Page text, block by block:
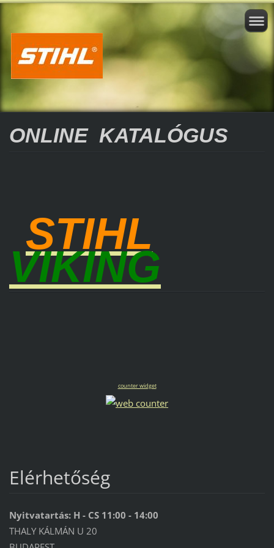
ONLINE KATALÓGUS
STIHL
VIKING
counter widget
Elérhetőség
Nyitvatartás: H - CS 11:00 - 14:00
THALY KÁLMÁN U 20